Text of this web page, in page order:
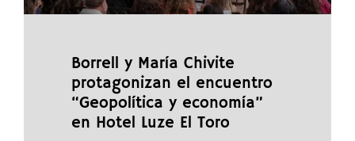
Borrell y María Chivite
protagonizan el encuentro
“Geopolítica y economía”
en Hotel Luze El Toro